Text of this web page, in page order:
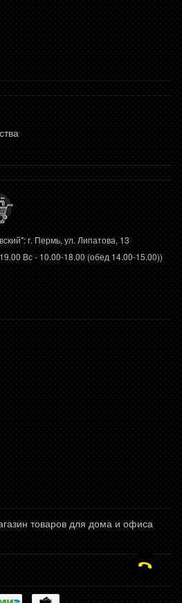
г. Пермь, ул. Липатова, 13
Вс - 10.00-18.00 (обед 14.00-15.00))
товаров для дома и офиса